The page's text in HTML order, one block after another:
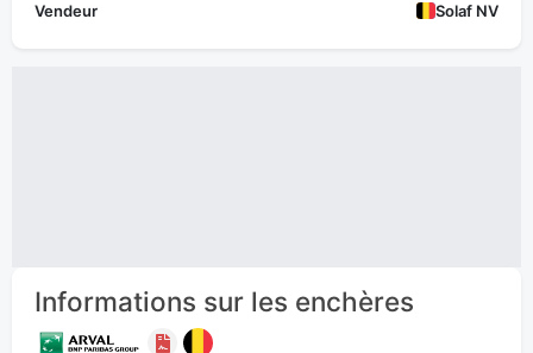
Vendeur
Solaf NV
Informations sur les enchères